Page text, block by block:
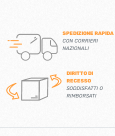
SPEDIZIONE RAPIDA
CON CORRIERI
NAZIONALI
DIRITTO DI
RECESSO
SODDISFATTI O
RIMBORSATI